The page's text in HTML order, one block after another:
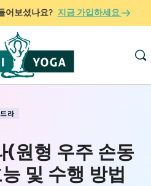
어보셨나요? 지금 가입하세요
라
(원형 우주 손동
및 수행 방법